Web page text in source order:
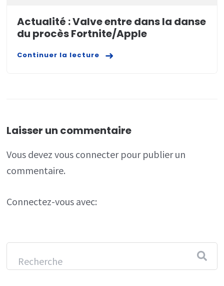
Actualité : Valve entre dans la danse
du procès Fortnite/Apple
Continuer la lecture
Laisser un commentaire
Vous devezvous connecterpour publier un
commentaire.
Connectez-vous avec: